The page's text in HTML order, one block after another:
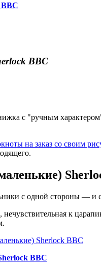
BBC
с "ручным
на заказ со своим
с одной стороны — и
нечувствительная к
BBC